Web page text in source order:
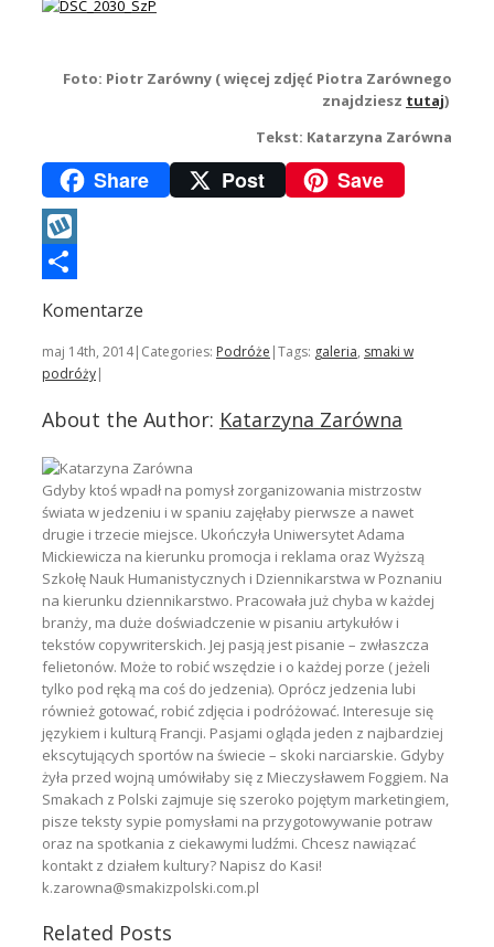
Foto: Piotr Zarówny ( więcej zdjęć Piotra Zarównego
znajdziesz tutaj)
Tekst: Katarzyna Zarówna
Share Post Save
Wykop
Komentarze
maj 14th, 2014| Categories: Podróże |Tags: galeria, smaki w
podróży|
About the Author: Katarzyna Zarówna
Gdyby ktoś wpadł na pomysł zorganizowania mistrzostw
świata w jedzeniu i w spaniu zajęłaby pierwsze a nawet
drugie i trzecie miejsce. Ukończyła Uniwersytet Adama
Mickiewicza na kierunku promocja i reklama oraz Wyższą
Szkołę Nauk Humanistycznych i Dziennikarstwa w Poznaniu
na kierunku dziennikarstwo. Pracowała już chyba w każdej
branży, ma duże doświadczenie w pisaniu artykułów i
tekstów copywriterskich. Jej pasją jest pisanie – zwłaszcza
felietonów. Może to robić wszędzie i o każdej porze ( jeżeli
tylko pod ręką ma coś do jedzenia). Oprócz jedzenia lubi
również gotować, robić zdjęcia i podróżować. Interesuje się
językiem i kulturą Francji. Pasjami ogląda jeden z najbardziej
ekscytujących sportów na świecie – skoki narciarskie. Gdyby
żyła przed wojną umówiłaby się z Mieczysławem Foggiem. Na
Smakach z Polski zajmuje się szeroko pojętym marketingiem,
pisze teksty sypie pomysłami na przygotowywanie potraw
oraz na spotkania z ciekawymi ludźmi. Chcesz nawiązać
kontakt z działem kultury? Napisz do Kasi!
k.zarowna@smakizpolski.com.pl
Related Posts